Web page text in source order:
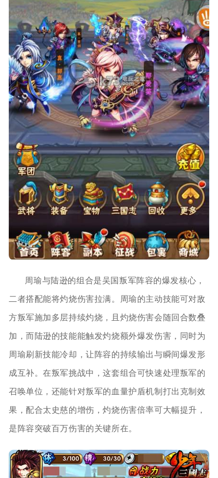
周瑜与陆逊的组合是吴国叛军阵容的爆发核心，
二者搭配能将灼烧伤害拉满。周瑜的主动技能可对敌
方叛军施加多层持续灼烧，且灼烧伤害会随回合数叠
加，而陆逊的技能能触发灼烧额外爆发伤害，同时为
周瑜刷新技能冷却，让阵容的持续输出与瞬间爆发形
成互补。在叛军挑战中，这套组合可快速处理叛军的
召唤单位，还能针对叛军的血量护盾机制打出克制效
果，配合太史慈的增伤，灼烧伤害倍率可大幅提升，
是阵容突破百万伤害的关键所在。